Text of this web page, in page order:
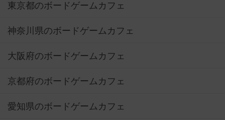
東京都のボードゲームカフェ
神奈川県のボードゲームカフェ
大阪府のボードゲームカフェ
京都府のボードゲームカフェ
愛知県のボードゲームカフェ